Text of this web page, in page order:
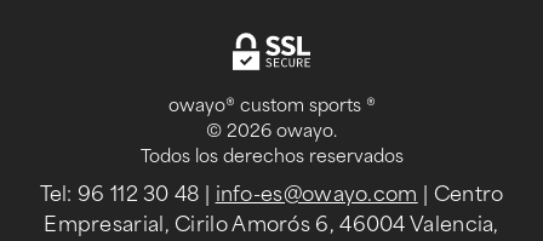
owayo® custom sports ®
© 2026 owayo.
Todos los derechos reservados
Tel: 96 112 30 48 info-es@owayo.com | Centro
Empresarial, Cirilo Amorós 6, 46004 Valencia,